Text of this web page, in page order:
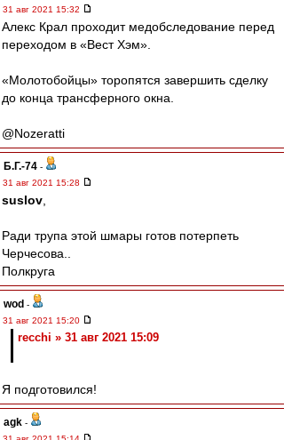
31 авг 2021 15:32
Алекс Крал проходит медобследование перед
переходом в «Вест Хэм».
«Молотобойцы» торопятся завершить сделку
до конца трансферного окна.
@Nozeratti
Б.Г.-74 -
31 авг 2021 15:28
suslov
Ради трупа этой шмары готов потерпеть
Черчесова..
Полкруга
wod -
31 авг 2021 15:20
recchi » 31 авг 2021 15:09
Я подготовился!
agk -